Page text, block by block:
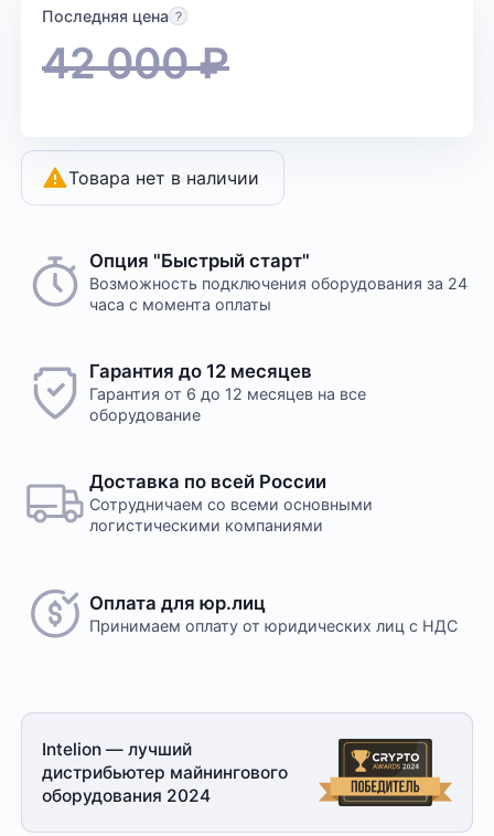
Последняя цена
42 000₽
Товара нет в наличии
Опция "Быстрый старт"
Возможность подключения оборудования за 24
часа с момента оплаты
Гарантия до 12 месяцев
Гарантия от 6 до 12 месяцев на все
оборудование
Доставка по всей России
Сотрудничаем со всеми основными
логистическими компаниями
Оплата для юр.лиц
Принимаем оплату от юридических лиц с НДС
Intelion — лучший
дистрибьютер майнингового
оборудования 2024